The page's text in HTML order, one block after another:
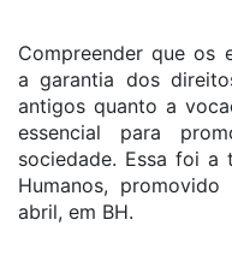
Compreender que os
a garantia dos
antigos quanto a
essencial para
sociedade. Essa foi
Humanos,
abril, em BH.